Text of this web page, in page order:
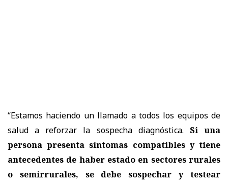
“Estamos haciendo un llamado a todos los equipos de
salud a reforzar la sospecha diagnóstica. Si una
persona presenta síntomas compatibles y tiene
antecedentes de haber estado en sectores rurales
o semirrurales, se debe sospechar y testear